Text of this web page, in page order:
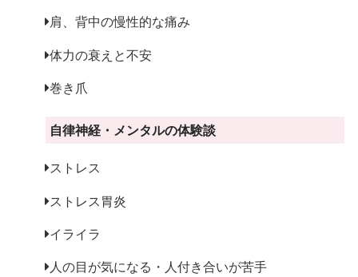
肩、背中の慢性的な痛み
体力の衰えと不安
巻き爪
自律神経・メンタルの体験談
ストレス
ストレス胃炎
イライラ
人の目が気になる・人付き合いが苦手